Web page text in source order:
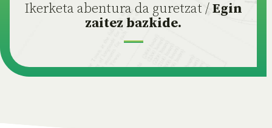
Ikerketa abentura da guretzat /Egin
zaitez bazkide.